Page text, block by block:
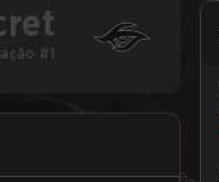
#1